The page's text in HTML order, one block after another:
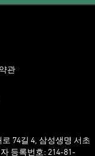
관
74길 4, 삼성생명 서초
등록번호: 214-81-